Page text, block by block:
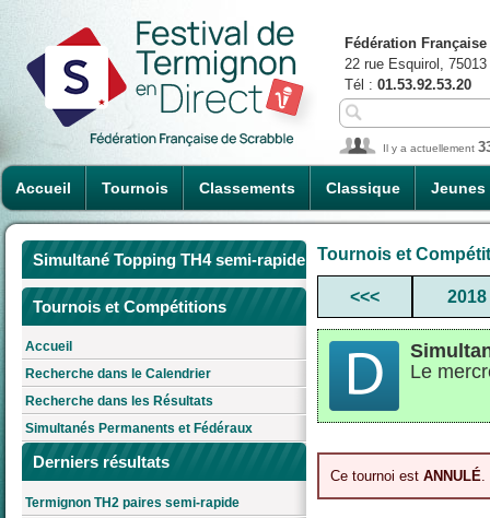
Accueil Tournois Classements Classique Jeunes
Fédération
22 rue Esquirol,
Tél : 01.53.92.53.20
Il y a actuellement
Simultané Topping TH4 semi-rapide
Tournois et Compétitions
Accueil
Recherche dans le Calendrier
Recherche dans les Résultats
Simultanés Permanents et Fédéraux
Derniers résultats
Termignon TH2 paires semi-rapide
Tournois et
<<< 2018
Le
Ce tournoi est ANNULÉ.